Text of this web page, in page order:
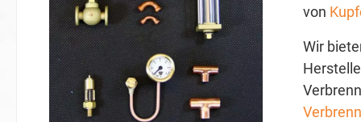
von
Wir